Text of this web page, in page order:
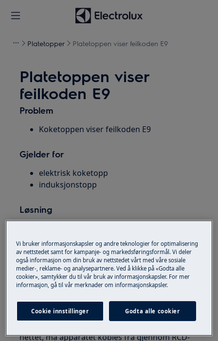
Platetopper Platetoppen viser feilkoden E9
Platetoppen viser
feilkoden E9
Problem
Koketoppen viser feilkoden E9
Gjelder for
elektrisk koketopp
induksjonstopp
Løsning
minst 30 sekunder. Koble den til på nytt og
slå den på
Merk: For å starte apparatet på nytt, er det
nødvendig å slå det av fra nettforbindelsen og
For innebygde apparater, på grunn av
nettet, må apparatet kobles fra gjennom RCD-
Vi bruker informasjonskapsler og andre teknologier for optimalisering
av nettstedet samt for kampanje- og markedsføringsformål. Vi deler
også informasjon om din bruk av nettstedet vårt med våre sosiale
medier-, reklame- og analysepartnere. Ved å klikke på «Godta alle
cookier», samtykker du til vår bruk av informasjonskapsler. For mer
informasjon, gå til vår merknader om informasjonskapsler.
Cookie innstillinger Godta alle cookier